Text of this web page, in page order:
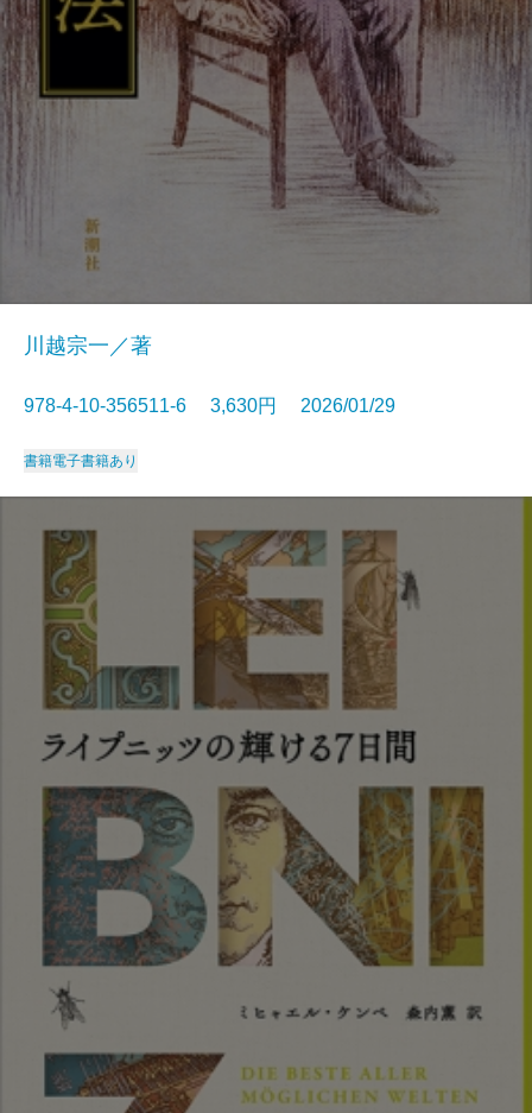
川越宗一／著
978-4-10-356511-6 3,630円 2026/01/29
書籍電子書籍あり